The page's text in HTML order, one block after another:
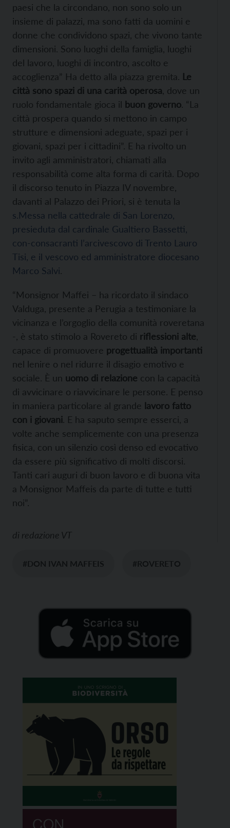
paesi che la circondano, non sono solo un
insieme di palazzi, ma sono fatti da uomini e
donne che condividono spazi, che vivono tante
dimensioni. Sono luoghi della famiglia, luoghi
del lavoro, luoghi di incontro, ascolto e
accoglienza” Ha detto alla piazza gremita. Le
città sono spazi di una carità operosa , dove un
ruolo fondamentale gioca il buon governo. “La
città prospera quando si mettono in campo
strutture e dimensioni adeguate, spazi per i
giovani, spazi per i cittadini”. E ha rivolto un
invito agli amministratori, chiamati alla
responsabilità come alta forma di carità. Dopo
il discorso tenuto in Piazza IV novembre,
davanti al Palazzo dei Priori, si è tenuta la
s.Messa nella cattedrale di San Lorenzo,
presieduta dal cardinale Gualtiero Bassetti,
con-consacranti l’arcivescovo di Trento Lauro
Tisi, e il vescovo ed amministratore diocesano
Marco Salvi.
“Monsignor Maffei – ha ricordato il sindaco
Valduga, presente a Perugia a testimoniare la
vicinanza e l’orgoglio della comunità roveretana
-, è stato stimolo a Rovereto di riflessioni alte
capace di promuovere progettualità importanti
nel lenire o nel ridurre il disagio emotivo e
sociale. È un uomo di relazione con la capacità
di avvicinare o riavvicinare le persone. E penso
in maniera particolare al grande lavoro fatto
con i giovani. E ha saputo sempre esserci, a
volte anche semplicemente con una presenza
fisica, con un silenzio così denso ed evocativo
da essere più significativo di molti discorsi.
Tanti cari auguri di buon lavoro e di buona vita
a Monsignor Maffeis da parte di tutte e tutti
noi”.
di redazione VT
#DON IVAN MAFFEIS #ROVERETO